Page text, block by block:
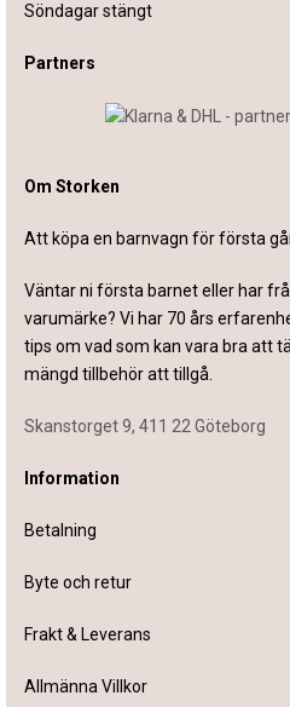
Söndagar stängt
Partners
Om Storken
Att köpa en barnvagn för första
Väntar ni första barnet eller har
varumärke? Vi har 70 års
tips om vad som kan vara bra att
mängd tillbehör att tillgå.
Skanstorget 9, 411 22 Göteborg
Information
Betalning
Byte och retur
Frakt & Leverans
Allmänna Villkor